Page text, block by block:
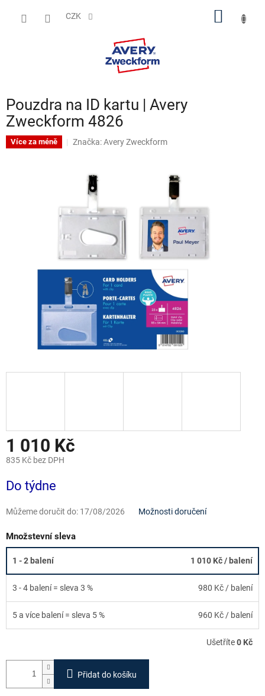
CZK
Pouzdra na ID kartu | Avery
Zweckform 4826
Více za méně Značka:Avery Zweckform
1 010 Kč
835 Kč bez DPH
cena:
Do týdne
Můžeme doručit do: 17/08/2026 Možnosti doručení
Množstevní sleva
1 - 2 balení 1 010 Kč/ balení
3 - 4 balení = sleva 3 % 980 Kč / balení
5 a více balení = sleva 5 % 960 Kč / balení
Ušetříte0 Kč
Přidat do košíku